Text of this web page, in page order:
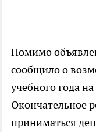
Помимо
сообщило о
учебного года
Окончательное
приниматься